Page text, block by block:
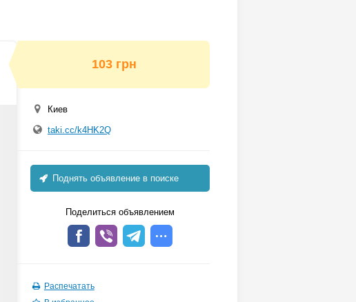
103 грн
Киев
taki.cc/k4HK2Q
Поднять объявление в поиске
Поделиться объявлением
Распечатать